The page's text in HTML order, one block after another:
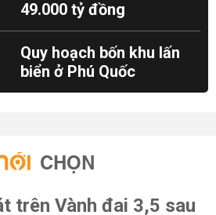
49.000 tỷ đồng
Quy hoạch bốn khu lấn
biển ở Phú Quốc
CHỌN
trên Vành đai 3,5 sau